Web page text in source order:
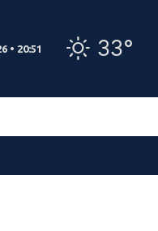
• 20:51 33°